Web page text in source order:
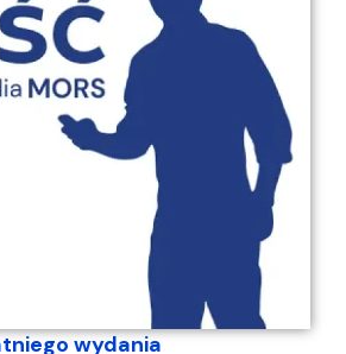
wydania